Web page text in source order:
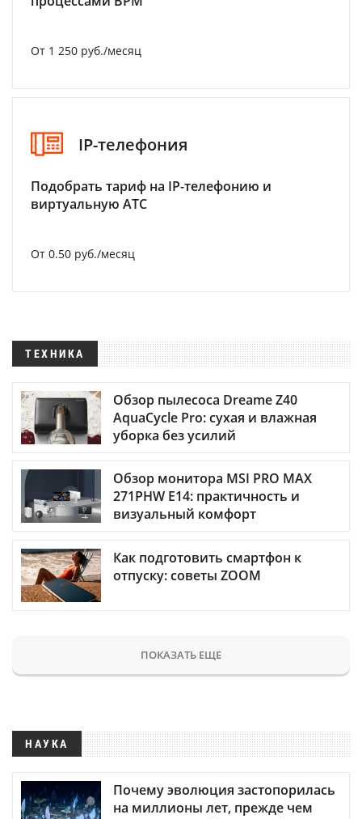
От 1 250 руб./месяц
IP-телефония
Подобрать тариф на IP-телефонию и
виртуальную АТС
От 0.50 руб./месяц
ТЕХНИКА
Обзор пылесоса Dreame Z40
AquaCycle Pro: сухая и влажная
уборка без усилий
Обзор монитора MSI PRO MAX
271PHW E14: практичность и
визуальный комфорт
Как подготовить смартфон к
отпуску: советы ZOOM
ПОКАЗАТЬ ЕЩЕ
НАУКА
Почему эволюция застопорилась
на миллионы лет, прежде чем